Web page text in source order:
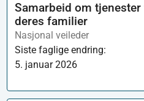
Samarbeid om
deres familier
Nasjonal veileder
Siste faglige endring:
5. januar 2026